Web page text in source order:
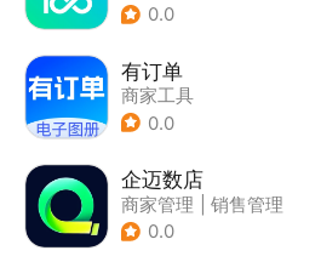
0.0
有订单
商家工具
0.0
企迈数店
商家管理
销售管理
0.0